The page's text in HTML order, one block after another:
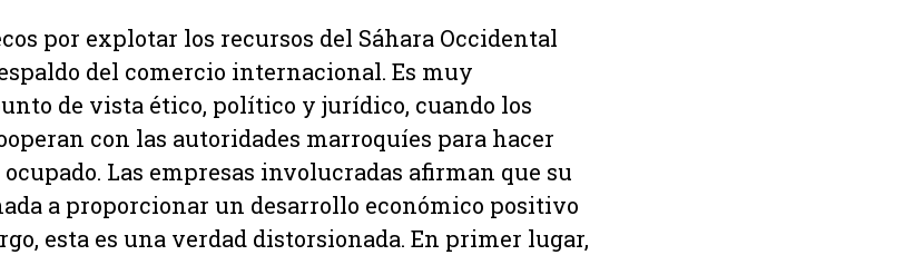
por explotar los recursos del Sáhara Occidental
del comercio internacional. Es muy
de vista ético, político y jurídico, cuando los
con las autoridades marroquíes para hacer
Las empresas involucradas afirman que su
a proporcionar un desarrollo económico positivo
esta es una verdad distorsionada. En primer lugar,